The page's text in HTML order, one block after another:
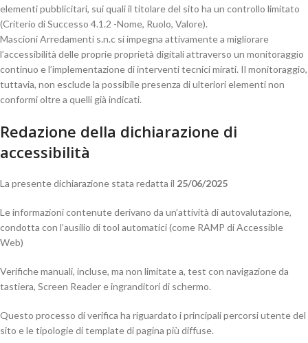
elementi pubblicitari, sui quali il titolare del sito ha un controllo limitato
(Criterio di Successo 4.1.2 -Nome, Ruolo, Valore).
Mascioni Arredamenti s.n.c si impegna attivamente a migliorare
l’accessibilità delle proprie proprietà digitali attraverso un monitoraggio
continuo e l’implementazione di interventi tecnici mirati. Il monitoraggio,
tuttavia, non esclude la possibile presenza di ulteriori elementi non
conformi oltre a quelli già indicati.
Redazione della dichiarazione di
accessibilità
La presente dichiarazione stata redatta il 25/06/2025
Le informazioni contenute derivano da un’attività di autovalutazione,
condotta con l’ausilio di tool automatici (come RAMP di Accessible
Web)
Verifiche manuali, incluse, ma non limitate a, test con navigazione da
tastiera, Screen Reader e ingranditori di schermo.
Questo processo di verifica ha riguardato i principali percorsi utente del
sito e le tipologie di template di pagina più diffuse.